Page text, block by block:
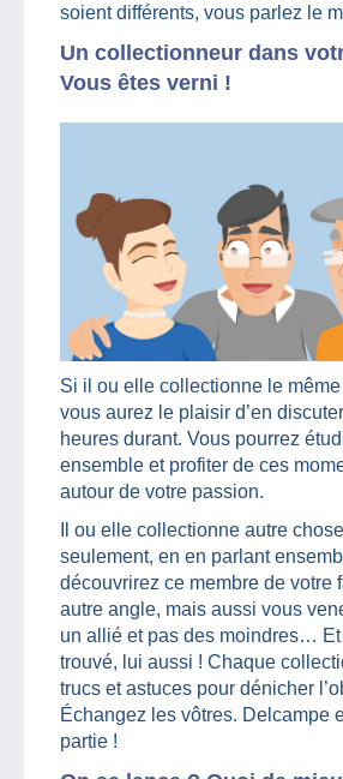
soient différents, vous parlez le
Un collectionneur dans
Vous êtes verni !
Si il ou elle collectionne le
vous aurez le plaisir d’en
heures durant. Vous pourrez
ensemble et profiter de ces
autour de votre passion.
Il ou elle collectionne autre
seulement, en en parlant
découvrirez ce membre de votre
autre angle, mais aussi vous
un allié et pas des moindres…
trouvé, lui aussi ! Chaque
trucs et astuces pour dénicher
Échangez les vôtres. Delcampe
partie !